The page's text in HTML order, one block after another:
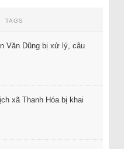
TAGS
Văn Dũng bị xử lý, câu
xã Thanh Hóa bị khai